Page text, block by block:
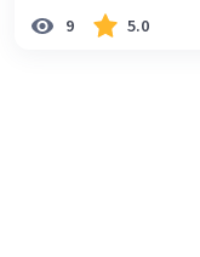
9 5.0